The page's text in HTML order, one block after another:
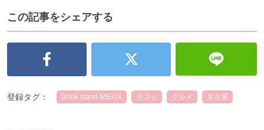
この記事をシェアする
登録タグ： Drink stand MIEUX カフェ グルメ 名古屋